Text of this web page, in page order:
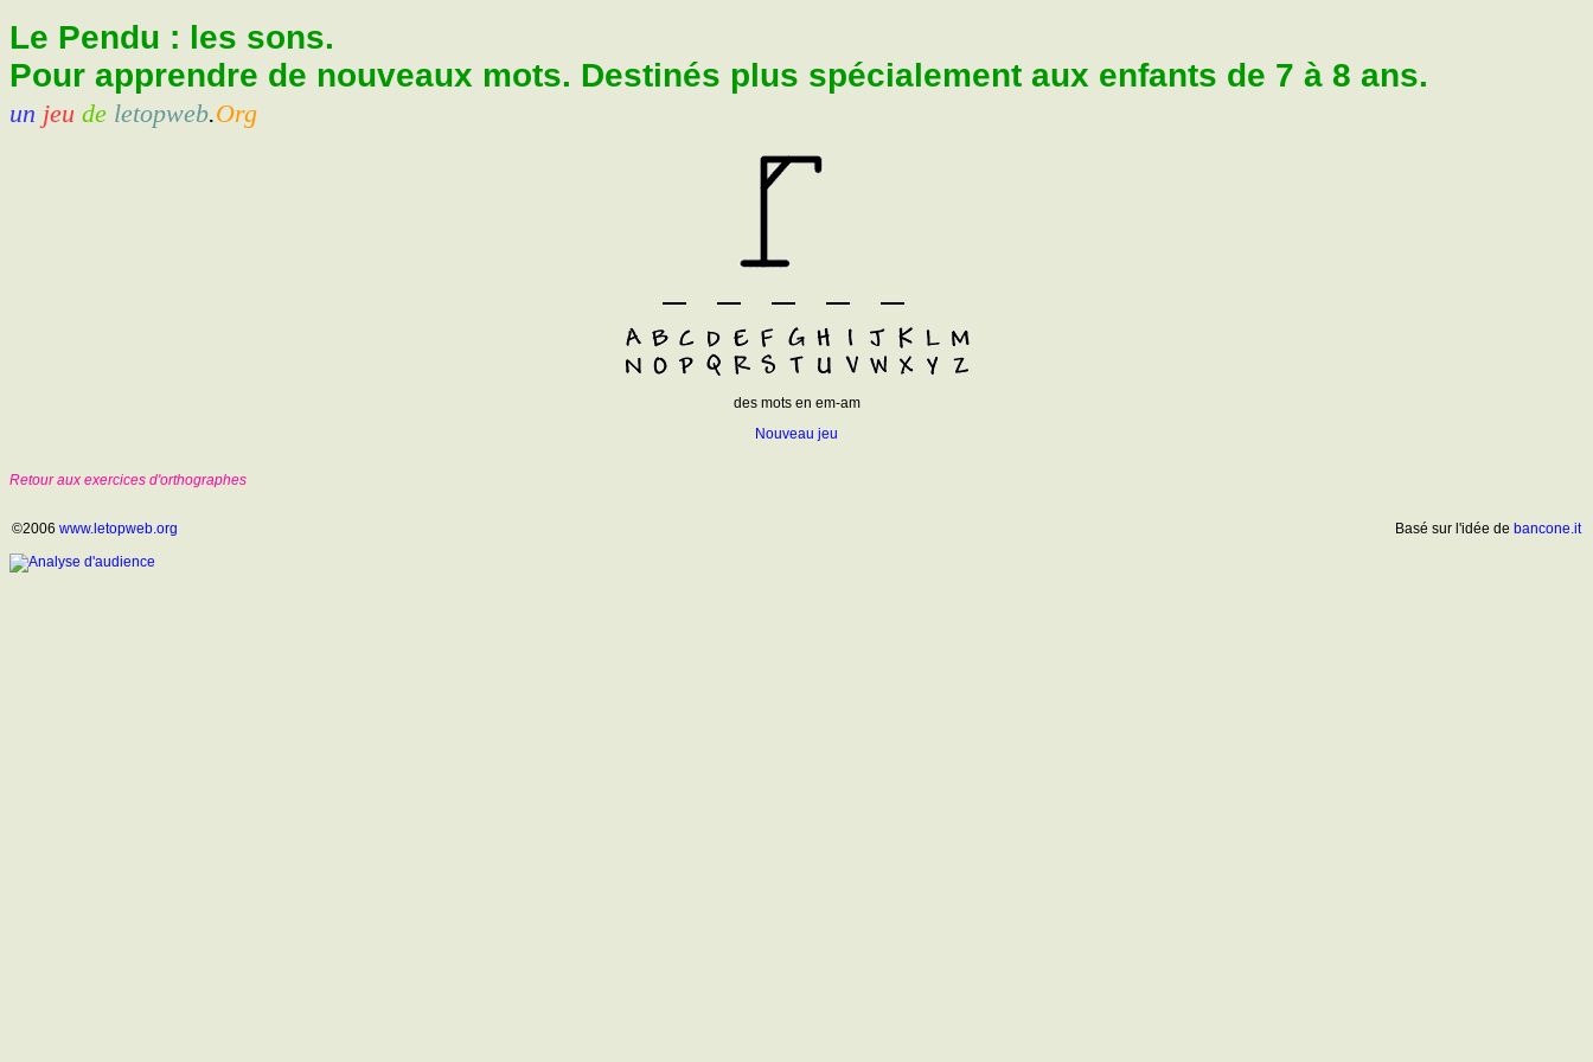
Le Pendu : les sons.
Pour apprendre de nouveaux mots. Destinés plus spécialement aux enfants de 7 à 8 ans.
un jeu de letopweb.Org
des mots en em-am
Nouveau jeu
Retour aux exercices d'orthographes
©2006 www.letopweb.org Basé sur l'idée de bancone.it